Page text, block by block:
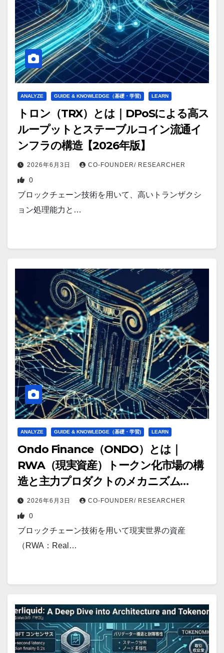
ANALYZE GUIDE & KNOWLEDGE（基礎・学習) LEARN
トロン（TRX）とは｜DPoSによる高ス
ループットとステーブルコイン流通イ
ンフラの構造【2026年版】
2026年6月3日 CO-FOUNDER/ RESEARCHER
0
ブロックチェーン技術を用いて、高いトランザクシ
ョン処理能力と…
ANALYZE GUIDE & KNOWLEDGE（基礎・学習) LEARN
Ondo Finance（ONDO）とは｜
RWA（現実資産）トークン化市場の構
造と主力プロダクトのメカニズム
【2026年版】
2026年6月3日 CO-FOUNDER/ RESEARCHER
0
ブロックチェーン技術を用いて現実世界の資産
（RWA：Real…